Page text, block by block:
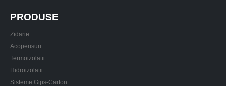
PRODUSE
Zidarie
Acoperisuri
Termoizolatii
Hidroizolatii
Sisteme Gips-Carton